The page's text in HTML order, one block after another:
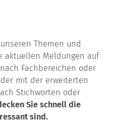
Themen und
aktuellen Meldungen auf
Fachbereichen oder
mit der erweiterten
Stichworten oder
Sie schnell die
sind.